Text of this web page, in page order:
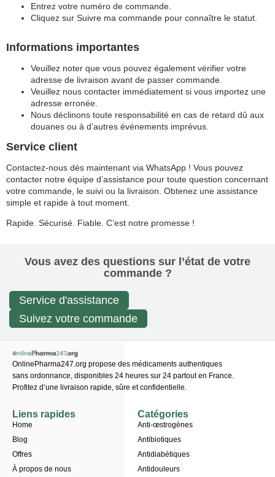
Entrez votre numéro de commande.
Cliquez sur Suivre ma commande pour connaître le statut.
Informations importantes
Veuillez noter que vous pouvez également vérifier votre
adresse de livraison avant de passer commande.
Veuillez nous contacter immédiatement si vous importez une
adresse erronée.
Nous déclinons toute responsabilité en cas de retard dû aux
douanes ou à d’autres événements imprévus.
Service client
Contactez-nous dès maintenant via WhatsApp ! Vous pouvez
contacter notre équipe d’assistance pour toute question concernant
votre commande, le suivi ou la livraison. Obtenez une assistance
simple et rapide à tout moment.
Rapide. Sécurisé. Fiable. C’est notre promesse !
Vous avez des questions sur l’état de votre
commande ?
Service d'assistance
Suivez votre commande
OnlinePharma247.org propose des médicaments authentiques
sans ordonnance, disponibles 24 heures sur 24 partout en France.
Profitez d’une livraison rapide, sûre et confidentielle.
Catégories
Anti-œstrogènes
Antibiotiques
Antidiabétiques
Antidouleurs
Liens rapides
Home
Blog
Offres
À propos de nous